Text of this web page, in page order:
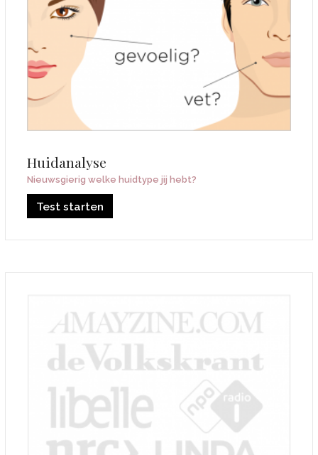
Huidanalyse
Nieuwsgierig welke huidtype jij hebt?
Test starten